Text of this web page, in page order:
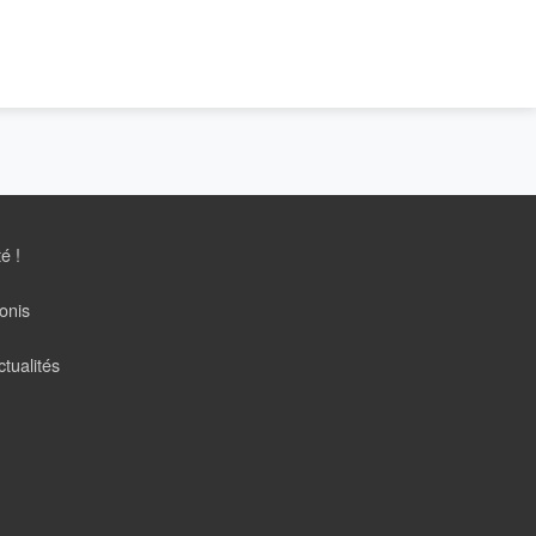
!